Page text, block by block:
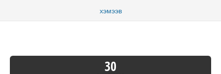
хэмээв
30